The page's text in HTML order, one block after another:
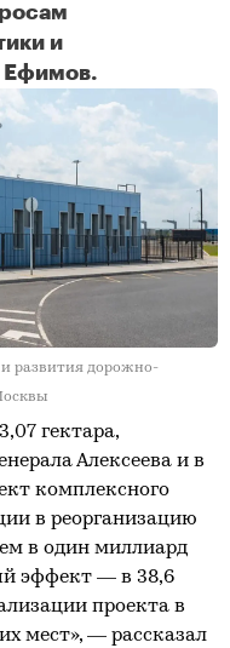
и
Ефимов.
развития дорожно-
гектара,
Алексеева и в
комплексного
в реорганизацию
в один миллиард
эффект — в 38,6
проекта в
мест», — рассказал